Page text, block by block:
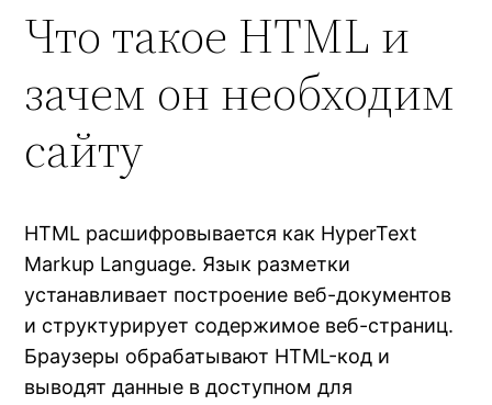
Что такое HTML и
зачем он необходим
сайту
HTML расшифровывается как HyperText
Markup Language. Язык разметки
устанавливает построение веб-документов
и структурирует содержимое веб-страниц.
Браузеры обрабатывают HTML-код и
выводят данные в доступном для